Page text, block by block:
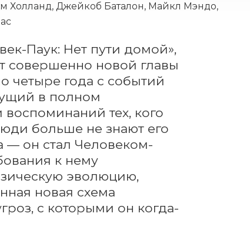
Холланд, Джейкоб Баталон, Майкл Мэндо,
Паук: Нет пути домой»,
совершенно новой главы
четыре года с событий
в полном
тех, кого
больше не знают его
— он стал Человеком-
к нему
эволюцию,
новая схема
с которыми он когда-